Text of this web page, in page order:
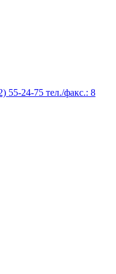
55-24-75 тел./факс.: 8